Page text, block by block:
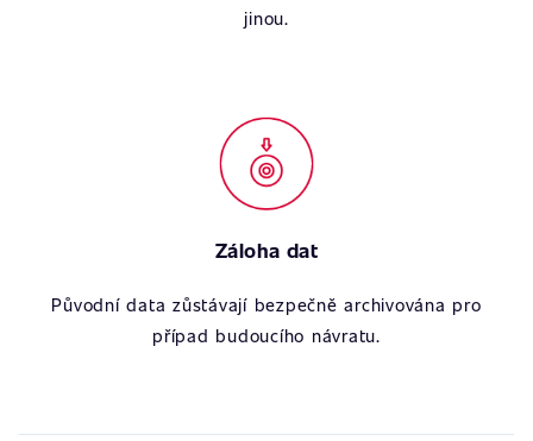
jinou.
Záloha dat
Původní data zůstávají bezpečně archivována pro
případ budoucího návratu.